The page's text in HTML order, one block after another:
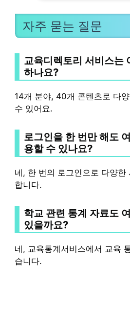
자주 묻는 질문
교육디렉토리 서비스는
하나요?
14개 분야, 40개 콘텐츠로 다
수 있어요.
로그인을 한 번만 해도
용할 수 있나요?
네, 한 번의 로그인으로 다양한
합니다.
학교 관련 통계 자료도
있을까요?
네, 교육통계서비스에서 교육
습니다.